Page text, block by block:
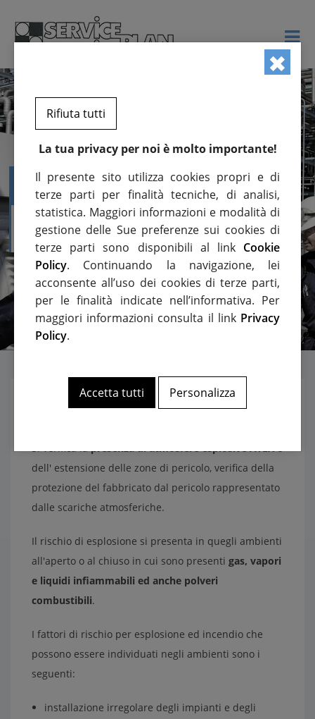
VALUTAZIONE RISCHIO
ESPLOSIONE
Si verifica lapresenza di atmosfere esplosive ATEXe
dell' estensione delle zone di pericolo, verifica della
protezione del fabbricato dal pericolo rappresentato
dalle scariche atmosferiche.
Il rischio di esplosione si presenta in quegli ambienti
all'aperto o al chiuso in cui sono presenti gas, vapori
e liquidi infiammabili ed anche polveri
combustibili.
I fattori di rischio per esplosione ed incendio che
possono essere individuati negli ambienti sono i
seguenti:
installazione irregolare degli impianti e degli
✖
Rifiuta tutti
La tua privacy per noi è molto importante!
Il presente sito utilizza cookies propri e di
terze parti per finalità tecniche, di analisi,
statistica. Maggiori informazioni e modalità di
gestione delle Sue preferenze sui cookies di
terze parti sono disponibili al link Cookie
Policy. Continuando la navigazione, lei
acconsente all’uso dei cookies di terze parti,
per le finalità indicate nell’informativa. Per
maggiori informazioni consulta il link Privacy
Policy.
Accetta tutti Personalizza